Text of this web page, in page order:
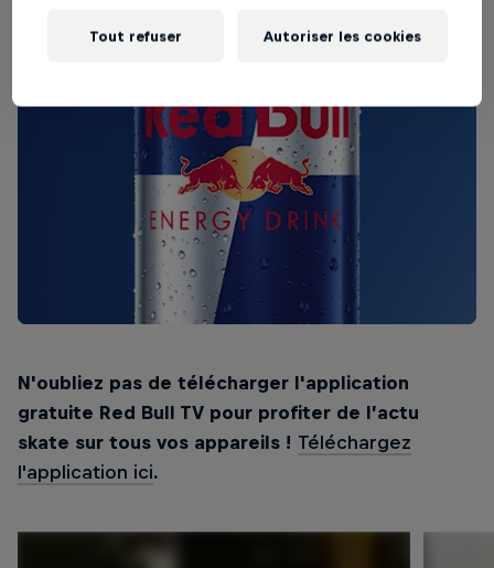
N'oubliez pas de télécharger l'application
gratuite Red Bull TV pour profiter de l’actu
skate sur tous vos appareils ! Téléchargez
l'application ici.
Tout refuser Autoriser les cookies